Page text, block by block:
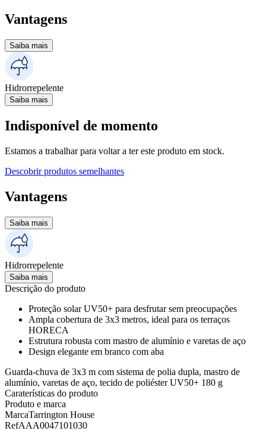
Vantagens
Saiba mais
Hidrorrepelente
Saiba mais
Indisponível de momento
Estamos a trabalhar para voltar a ter este produto em stock.
Descobrir produtos semelhantes
Vantagens
Saiba mais
Hidrorrepelente
Saiba mais
Descrição do produto
Proteção solar UV50+ para desfrutar sem preocupações
Ampla cobertura de 3x3 metros, ideal para os terraços
HORECA
Estrutura robusta com mastro de alumínio e varetas de aço
Design elegante em branco com aba
Guarda-chuva de 3x3 m com sistema de polia dupla, mastro de
alumínio, varetas de aço, tecido de poliéster UV50+ 180 g
Caraterísticas do produto
Produto e marca
MarcaTarrington House
RefAAA0047101030